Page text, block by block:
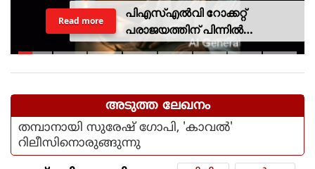
പിഎസ്എല്‍വി റോക്കറ്റ്
പരാജയത്തിന് പിന്നില്‍
ഐഎസ്ആര്‍ഒയിലെ ഉന്നത
Read more
അടുത്ത ലേഖനം
തമ്പാനായി സുരേഷ് ഗോപി, 'കാവല്‍'
റിലീസിനൊരുങ്ങുന്നു